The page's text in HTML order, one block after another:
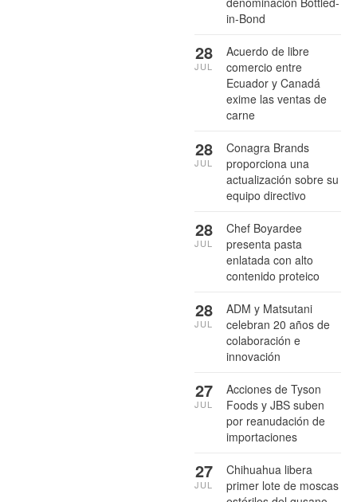
in-Bond
Acuerdo de libre
comercio entre
Ecuador y Canadá
exime las ventas de
carne
28
JUL
Conagra Brands
proporciona una
actualización sobre su
equipo directivo
28
JUL
Chef Boyardee
presenta pasta
enlatada con alto
contenido proteico
28
JUL
ADM y Matsutani
celebran 20 años de
colaboración e
innovación
28
JUL
Acciones de Tyson
Foods y JBS suben
por reanudación de
importaciones
27
JUL
Chihuahua libera
primer lote de moscas
27
JUL